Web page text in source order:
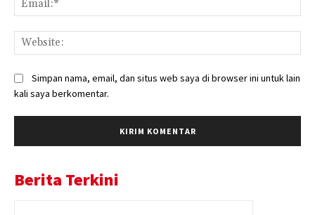
Simpan nama, email, dan situs web saya di browser ini untuk lain
kali saya berkomentar.
Berita Terkini